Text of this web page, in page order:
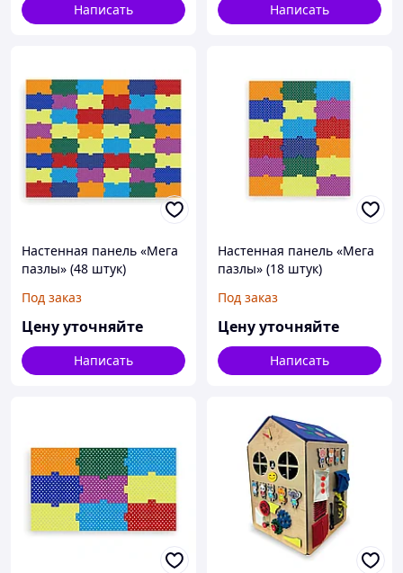
Написать Написать
Настенная панель «Мега
пазлы» (48 штук)
Под заказ
Цену уточняйте
Написать
Настенная панель «Мега
пазлы» (18 штук)
Под заказ
Цену уточняйте
Написать